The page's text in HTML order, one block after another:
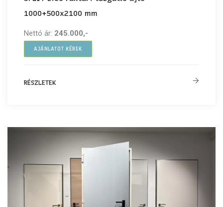
1000+500x2100 mm
Nettó ár: 245.000,-
AJÁNLATOT KÉREK
RÉSZLETEK